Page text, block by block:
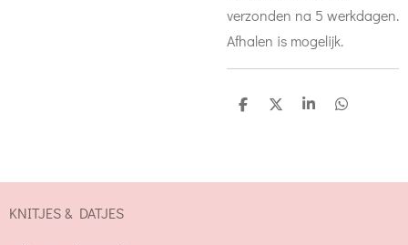
verzonden na 5 werkdagen.
Afhalen is mogelijk.
D
D
S
D
KNITJES & DATJES